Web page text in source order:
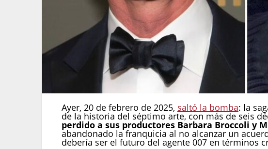
Ayer, 20 de febrero de 2025, saltó la bomba: la
de la historia del séptimo arte, con más de seis
perdido a sus productores Barbara Broccoli y
abandonado la franquicia al no alcanzar un
debería ser el futuro del agente 007 en términos